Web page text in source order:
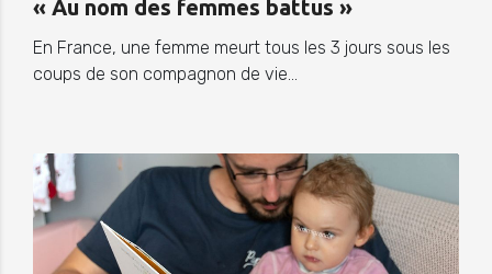
« Au nom des femmes battus »
En France, une femme meurt tous les 3 jours sous les
coups de son compagnon de vie…